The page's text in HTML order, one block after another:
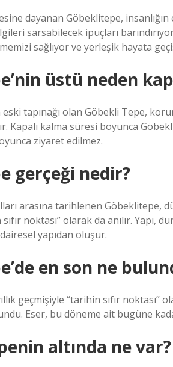
dayanan Göbeklitepe,
sarsabilecek ipuçları
sağlıyor ve yerleşik hayata
üstü neden
tapınağı olan Göbekli Tepe,
Kapalı kalma süresi boyunca
ziyaret edilmez.
gerçeği nedir?
arasına tarihlenen Göbeklitepe,
noktası” olarak da anılır.
yapıdan oluşur.
en son ne
geçmişiyle “tarihin sıfır noktası”
Eser, bu döneme ait bugüne
altında ne var?